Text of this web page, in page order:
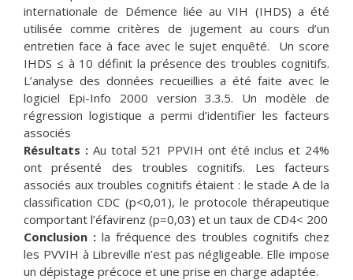
internationale de Démence liée au VIH (IHDS) a été
utilisée comme critères de jugement au cours d’un
entretien face à face avec le sujet enquêté. Un score
IHDS ≤ à 10 définit la présence des troubles cognitifs.
L’analyse des données recueillies a été faite avec le
logiciel Epi-Info 2000 version 3.3.5. Un modèle de
régression logistique a permi d’identifier les facteurs
associés
Résultats : Au total 521 PPVIH ont été inclus et 24%
ont présenté des troubles cognitifs. Les facteurs
associés aux troubles cognitifs étaient : le stade A de la
classification CDC (p<0,01), le protocole thérapeutique
comportant l’éfavirenz (p=0,03) et un taux de CD4< 200
Conclusion :la fréquence des troubles cognitifs chez
les PVVIH à Libreville n’est pas négligeable. Elle impose
un dépistage précoce et une prise en charge adaptée.